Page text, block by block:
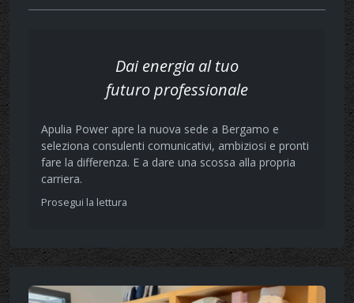
Dai energia al tuo
futuro professionale
Apulia Power apre la nuova sede a Bergamo e
seleziona consulenti comunicativi, ambiziosi e pronti
fare la differenza. E a dare una scossa alla propria
carriera.
Prosegui la lettura